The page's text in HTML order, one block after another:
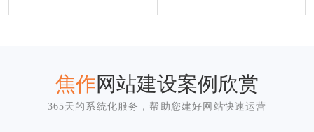
焦作网站建设案例欣赏
365天的系统化服务，帮助您建好网站快速运营